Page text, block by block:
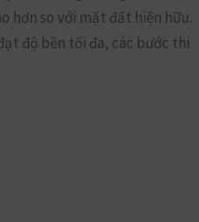
hơn so với mặt đất hiện hữu.
độ bền tối đa, các bước thi